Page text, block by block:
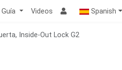
Guía Videos Spanish
Inside-Out Lock G2